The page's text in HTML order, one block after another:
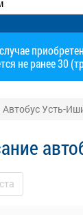
не ранее 30
Автобус Усть-